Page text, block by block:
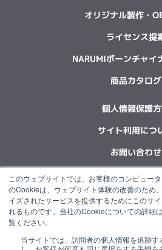
このウェブサイトでは、お客様のコンピュー
のCookieは、ウェブサイト体験の改善のため
イズされたサービスを提供するためにこのサ
れるものです。当社のCookieについての詳細
覧ください。
当サイトでは、訪問者の個人情報を追跡
オリジナル製作・
ライセンス提
NARUMIボーンチャイ
商品カタログ
個人情報保護
サイト利用につ
お問い合わせ
F
a
c
e
b
o
L
i
n
k
d
X
-
t
w
t
Y
o
u
t
b
“NARUMI”は石塚硝子グルー